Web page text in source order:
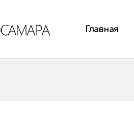
Главная